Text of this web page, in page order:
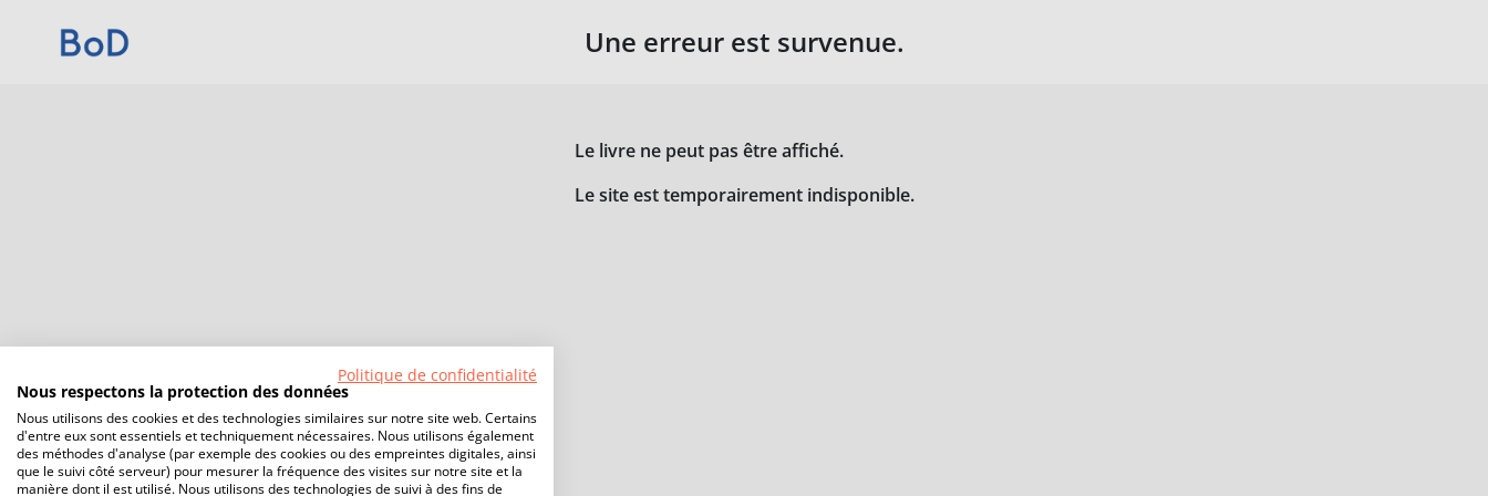
Une erreur est survenue.
Le livre ne peut pas être affiché.
Le site est temporairement indisponible.
Politique de confidentialité
Nous respectons la protection des données
Nous utilisons des cookies et des technologies similaires sur notre site web. Certains
d'entre eux sont essentiels et techniquement nécessaires. Nous utilisons également
des méthodes d'analyse (par exemple des cookies ou des empreintes digitales, ainsi
que le suivi côté serveur) pour mesurer la fréquence des visites sur notre site et la
manière dont il est utilisé. Nous utilisons des technologies de suivi à des fins de